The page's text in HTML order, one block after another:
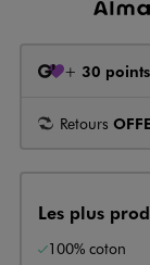
+ 30 points
Retours
Les plus
100% coton